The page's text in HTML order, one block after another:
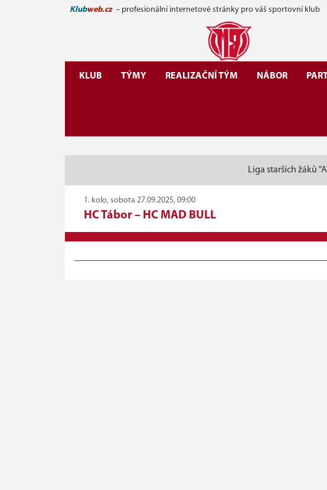
Klubweb.cz – profesionální internetové stránky pro váš sportovní klub
KLUB TÝMY REALIZAČNÍ TÝM NÁBOR
Liga starších žáků
1. kolo, sobota 27.09.2025, 09:00
HC Tábor – HC MAD BULL